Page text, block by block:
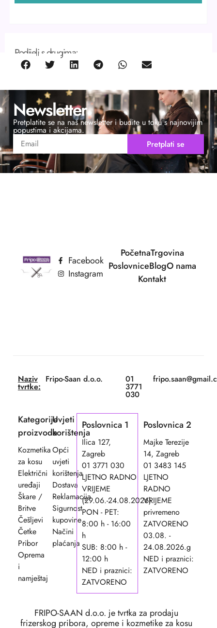
Podijeli s drugima:
Newsletter
Pretplatite se na naš newsletter i budite u toku s najnovijim
popustima i akcijama.
Pretplati se
PočetnaTrgovina
PoslovniceBlogO nama
Kontakt
Facebook
Instagram
Naziv
tvrtke:
Fripo-Saan d.o.o. 01
3771
030
Kategorije
proizvoda
Kozmetika
za kosu
Električni
uređaji
Škare /
Britve
Češljevi
Četke
Pribor
Oprema
i
namještaj
Uvjeti
korištenja
Opći
uvjeti
korištenja
Dostava
Reklamacija
Sigurnost
kupovine
Načini
plaćanja
Poslovnica 1
Ilica 127,
Zagreb
01 3771 030
LJETNO RADNO
VRIJEME
(29.06.-24.08.2026)
PON - PET:
8:00 h - 16:00
h
SUB: 8:00 h -
12:00 h
NED i praznici:
ZATVORENO
Poslovnica 2
Majke Terezije
14, Zagreb
01 3483 145
LJETNO
RADNO
VRIJEME
privremeno
ZATVORENO
03.08. -
24.08.2026.g
NED i praznici:
ZATVORENO
FRIPO-SAAN d.o.o. je tvrtka za prodaju
frizerskog pribora, opreme i kozmetike za kosu